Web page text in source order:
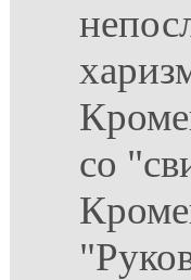
со